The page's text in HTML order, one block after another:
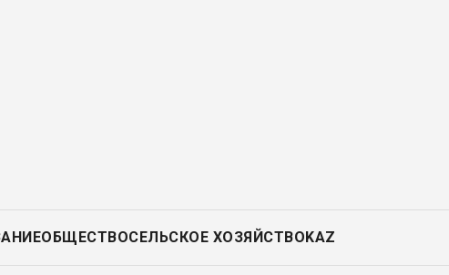
ОБЩЕСТВОСЕЛЬСКОЕ ХОЗЯЙСТВОKAZ